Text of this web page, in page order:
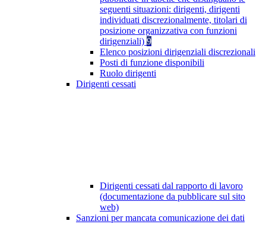
seguenti situazioni: dirigenti, dirigenti
individuati discrezionalmente, titolari di
posizione organizzativa con funzioni
dirigenziali) 9
Elenco posizioni dirigenziali discrezionali
Posti di funzione disponibili
Ruolo dirigenti
Dirigenti cessati
Dirigenti cessati dal rapporto di lavoro
(documentazione da pubblicare sul sito
web)
Sanzioni per mancata comunicazione dei dati